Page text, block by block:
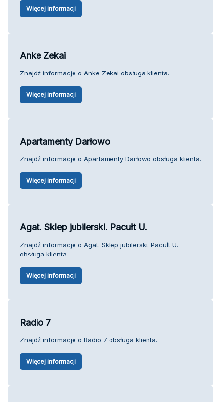
Więcej informacji
Anke Zekai
Znajdź informacje o Anke Zekai obsługa klienta.
Więcej informacji
Apartamenty Darłowo
Znajdź informacje o Apartamenty Darłowo obsługa klienta.
Więcej informacji
Agat. Sklep jubilerski. Pacułt U.
Znajdź informacje o Agat. Sklep jubilerski. Pacułt U.
obsługa klienta.
Więcej informacji
Radio 7
Znajdź informacje o Radio 7 obsługa klienta.
Więcej informacji